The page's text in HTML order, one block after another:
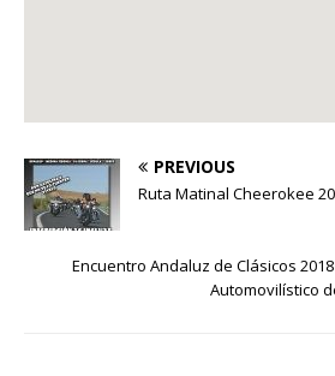
PREVIOUS
Ruta Matinal Cheerokee
Encuentro Andaluz de Clásicos
Automovilístico